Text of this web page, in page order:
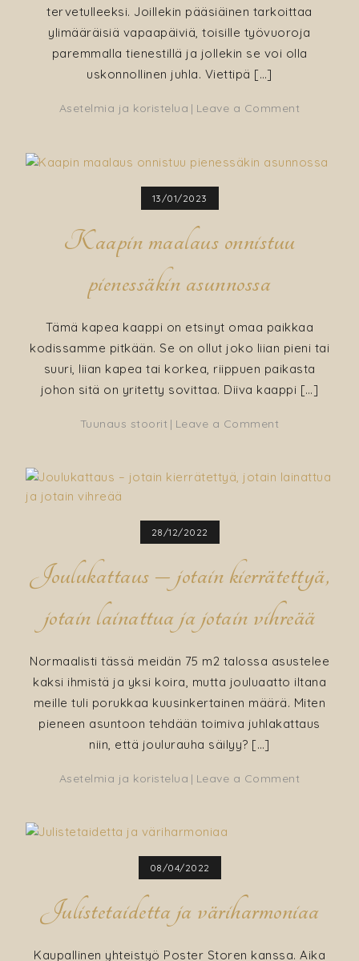
tervetulleeksi. Joillekin pääsiäinen tarkoittaa
ylimääräisiä vapaapäiviä, toisille työvuoroja
paremmalla tienestillä ja jollekin se voi olla
uskonnollinen juhla. Viettipä […]
Asetelmia ja koristelua Leave a Comment
13/01/2023
Kaapin maalaus onnistuu
pienessäkin asunnossa
Tämä kapea kaappi on etsinyt omaa paikkaa
kodissamme pitkään. Se on ollut joko liian pieni tai
suuri, liian kapea tai korkea, riippuen paikasta
johon sitä on yritetty sovittaa. Diiva kaappi […]
Tuunaus stoorit Leave a Comment
onnistuu
28/12/2022
Joulukattaus – jotain kierrätettyä,
jotain lainattua ja jotain vihreää
Normaalisti tässä meidän 75 m2 talossa asustelee
kaksi ihmistä ja yksi koira, mutta jouluaatto iltana
meille tuli porukkaa kuusinkertainen määrä. Miten
pieneen asuntoon tehdään toimiva juhlakattaus
niin, että joulurauha säilyy? […]
Asetelmia ja koristelua Leave a Comment
ja
vihreää
08/04/2022
Julistetaidetta ja väriharmoniaa
Kaupallinen yhteistyö Poster Storen kanssa. Aika